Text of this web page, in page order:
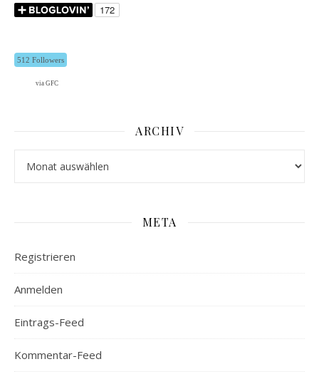
512 Followers
via GFC
ARCHIV
META
Registrieren
Anmelden
Eintrags-Feed
Kommentar-Feed